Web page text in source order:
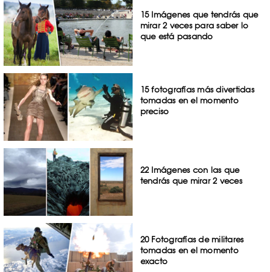
15 Imágenes que tendrás que
mirar 2 veces para saber lo
que está pasando
15 fotografías más divertidas
tomadas en el momento
preciso
22 Imágenes con las que
tendrás que mirar 2 veces
20 Fotografías de militares
tomadas en el momento
exacto